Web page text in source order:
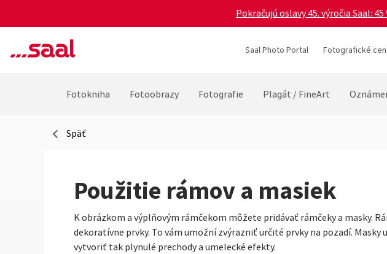
Pokračujú oslavy 45. výročia Saal:
Saal Photo Portal Fotografické
Fotokniha Fotoobrazy Fotografie Plagát / FineArt
Späť
Použitie rámov a masiek
K obrázkom a výplňovým rámčekom môžete pridávať rámčeky a masky.
dekoratívne prvky. To vám umožní zvýrazniť určité prvky na pozadí.
vytvoriť tak plynulé prechody a umelecké efekty.